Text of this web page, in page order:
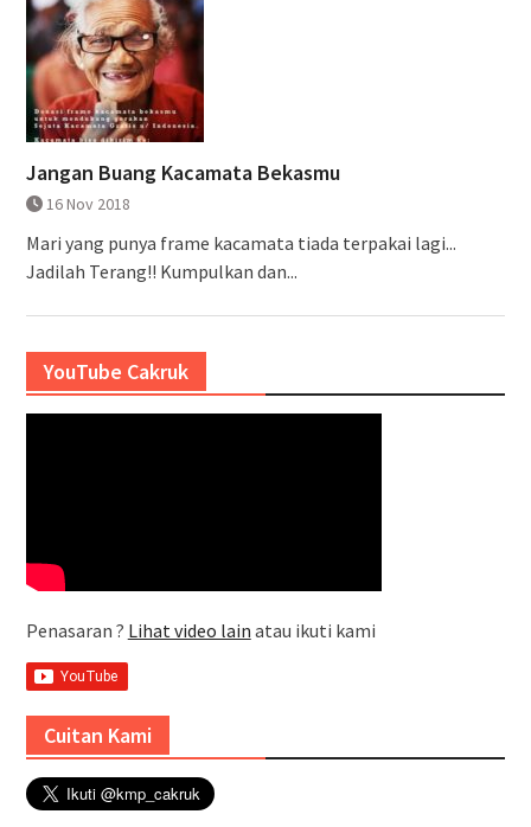
Jangan Buang Kacamata Bekasmu
16 Nov 2018
Mari yang punya frame kacamata tiada terpakai lagi...
Jadilah Terang!! Kumpulkan dan...
YouTube Cakruk
Penasaran ? Lihat video lain atau ikuti kami
Cuitan Kami